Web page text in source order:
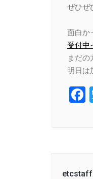
ぜひぜ
面白か
受付中
まだの
明日は
etcstaff